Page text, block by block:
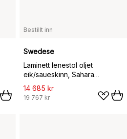
Bestillt inn
Swedese
Laminett lenestol oljet
eik/saueskinn, Sahara
(nougatbrun)
14 685 kr
19 767 kr